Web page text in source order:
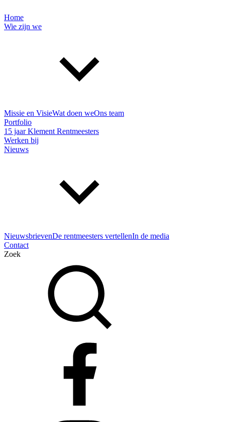
Home
Wie zijn we
Missie en VisieWat doen weOns team
Portfolio
15 jaar Klement Rentmeesters
Werken bij
Nieuws
NieuwsbrievenDe rentmeesters vertellenIn de media
Contact
Zoek